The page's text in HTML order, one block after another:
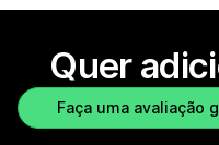
Quer
Faça uma avaliação